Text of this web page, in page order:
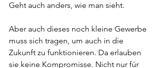
Geht auch anders, wie man sieht.
Aber auch dieses noch kleine Gewerbe
muss sich tragen, um auch in die
Zukunft zu funktionieren. Da erlauben
sie keine Kompromisse. Nicht nur für